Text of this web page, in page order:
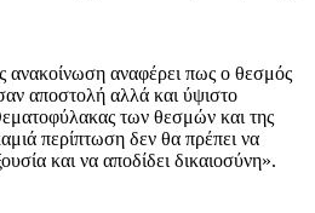
αναφέρει πως ο θεσμός
αποστολή αλλά και ύψιστο
των θεσμών και της
περίπτωση δεν θα πρέπει να
και να αποδίδει δικαιοσύνη».